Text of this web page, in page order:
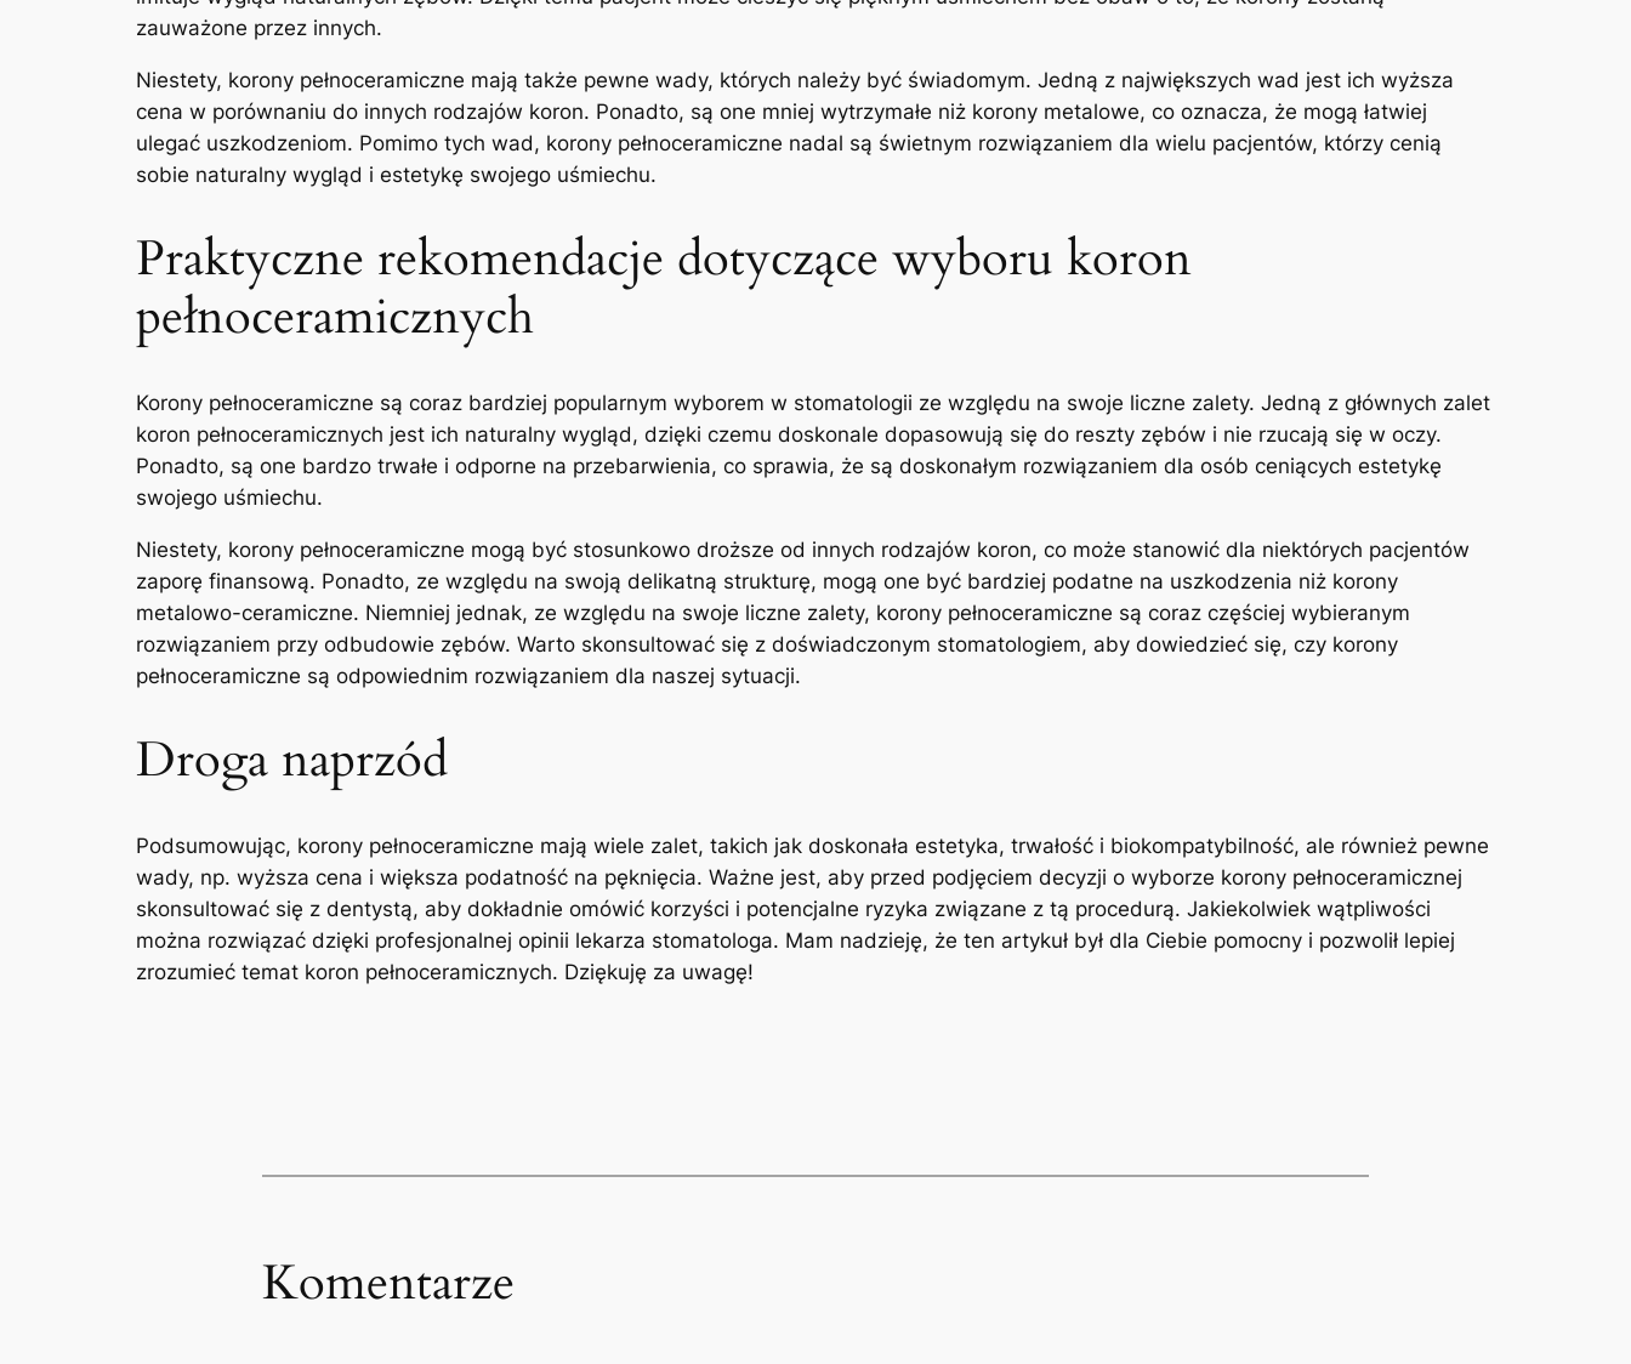
zauważone przez innych.
Niestety, korony pełnoceramiczne mają także pewne wady, których należy być świadomym. Jedną z największych wad jest ich wyższa
cena w porównaniu do innych rodzajów ​koron. ⁢Ponadto, są one mniej⁤ wytrzymałe niż korony metalowe, co oznacza, ‌że mogą ‍łatwiej
ulegać​ uszkodzeniom. Pomimo tych ⁣wad, korony pełnoceramiczne nadal są⁣ świetnym rozwiązaniem dla wielu pacjentów, którzy‍ cenią
sobie naturalny ​wygląd​ i‌ estetykę ‌swojego uśmiechu.
Praktyczne rekomendacje dotyczące wyboru koron
pełnoceramicznych
Korony‌ pełnoceramiczne są coraz bardziej popularnym wyborem w stomatologii ze względu na swoje liczne zalety. Jedną z ⁣głównych zalet
koron pełnoceramicznych jest ich naturalny wygląd, dzięki czemu doskonale dopasowują się do reszty zębów i nie rzucają się w oczy.
Ponadto, są one‌ bardzo trwałe i odporne na przebarwienia, co sprawia, że są doskonałym rozwiązaniem dla osób ceniących ‍estetykę
swojego uśmiechu.
Niestety, korony pełnoceramiczne mogą‍ być stosunkowo droższe od innych⁢ rodzajów koron, ⁢co może ​stanowić dla⁣ niektórych pacjentów
zaporę finansową. Ponadto, ze względu na swoją delikatną strukturę, mogą one ⁢być bardziej podatne na ⁣uszkodzenia niż korony
⁣metalowo-ceramiczne. Niemniej jednak, ze względu na swoje liczne⁣ zalety, korony​ pełnoceramiczne ⁤są coraz częściej wybieranym⁤
rozwiązaniem przy odbudowie zębów. Warto ​skonsultować się z doświadczonym stomatologiem, aby ‌dowiedzieć się, czy korony
pełnoceramiczne są odpowiednim rozwiązaniem‍ dla naszej sytuacji.
Droga naprzód
Podsumowując, korony ‍pełnoceramiczne mają wiele zalet, ‍takich jak doskonała estetyka, ‍trwałość i biokompatybilność, ale ⁢również pewne
wady, np. wyższa cena i większa podatność na pęknięcia. Ważne jest, aby przed ‍podjęciem decyzji o wyborze korony pełnoceramicznej
skonsultować się z dentystą, aby dokładnie​ omówić korzyści‌ i potencjalne ryzyka związane⁢ z tą procedurą. Jakiekolwiek wątpliwości
można rozwiązać dzięki profesjonalnej⁣ opinii lekarza stomatologa. Mam nadzieję, że ten artykuł był dla‍ Ciebie pomocny i ‍pozwolił lepiej
zrozumieć temat koron pełnoceramicznych. Dziękuję za​ uwagę!
Komentarze